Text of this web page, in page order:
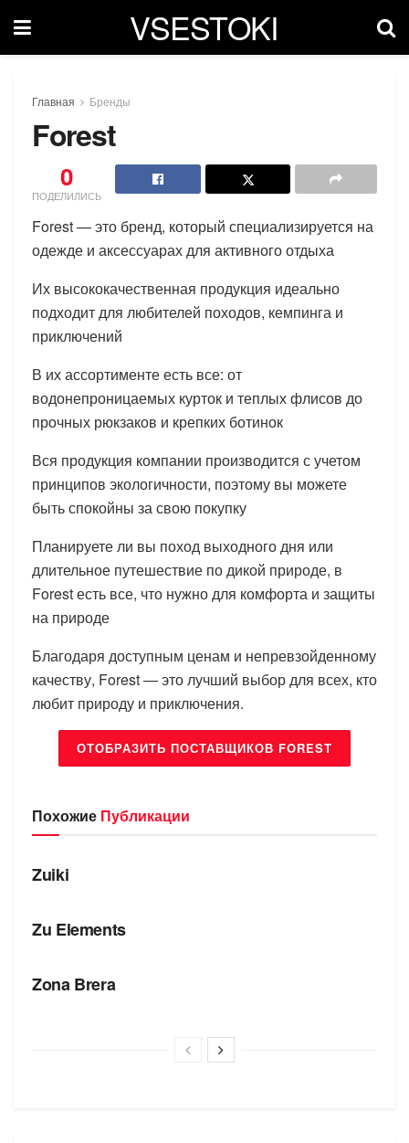
VSESTOKI
Главная Бренды
Forest
0
ПОДЕЛИЛИСЬ
Forest — это бренд, который специализируется на
одежде и аксессуарах для активного отдыха
Их высококачественная продукция идеально
подходит для любителей походов, кемпинга и
приключений
В их ассортименте есть все: от
водонепроницаемых курток и теплых флисов до
прочных рюкзаков и крепких ботинок
Вся продукция компании производится с учетом
принципов экологичности, поэтому вы можете
быть спокойны за свою покупку
Планируете ли вы поход выходного дня или
длительное путешествие по дикой природе, в
Forest есть все, что нужно для комфорта и защиты
на природе
Благодаря доступным ценам и непревзойденному
качеству, Forest — это лучший выбор для всех, кто
любит природу и приключения.
ОТОБРАЗИТЬ ПОСТАВЩИКОВ FOREST
Похожие Публикации
БРЕНДЫ
Zuiki
Zu Elements
Zona Brera